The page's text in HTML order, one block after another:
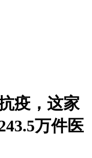
疫，这家
万件医